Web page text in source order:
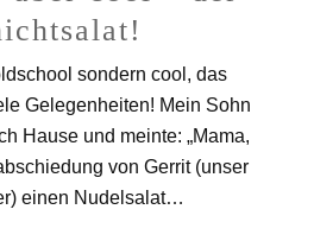
sondern cool, das
Gelegenheiten! Mein Sohn
Hause und meinte: „Mama,
von Gerrit (unser
einen Nudelsalat…